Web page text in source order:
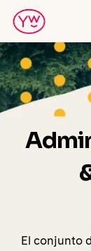
Skip
main
content
El conjunto